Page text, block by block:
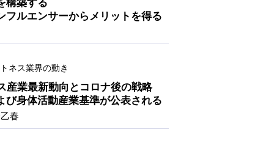
構築する
フルエンサーからメリットを得る
ネス業界の動き
業最新動向とコロナ後の戦略
び身体活動産業基準が公表される
春